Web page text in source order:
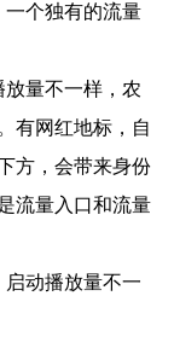
一个独有的流量
量不一样，农
有网红地标，自
方，会带来身份
流量入口和流量
动播放量不一